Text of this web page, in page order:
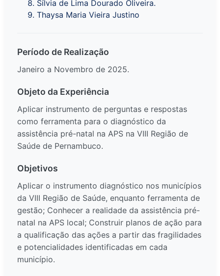
Sílvia de Lima Dourado Oliveira.
Thaysa Maria Vieira Justino
Período de Realização
Janeiro a Novembro de 2025.
Objeto da Experiência
Aplicar instrumento de perguntas e respostas
como ferramenta para o diagnóstico da
assistência pré-natal na APS na VIII Região de
Saúde de Pernambuco.
Objetivos
Aplicar o instrumento diagnóstico nos municípios
da VIII Região de Saúde, enquanto ferramenta de
gestão; Conhecer a realidade da assistência pré-
natal na APS local; Construir planos de ação para
a qualificação das ações a partir das fragilidades
e potencialidades identificadas em cada
município.